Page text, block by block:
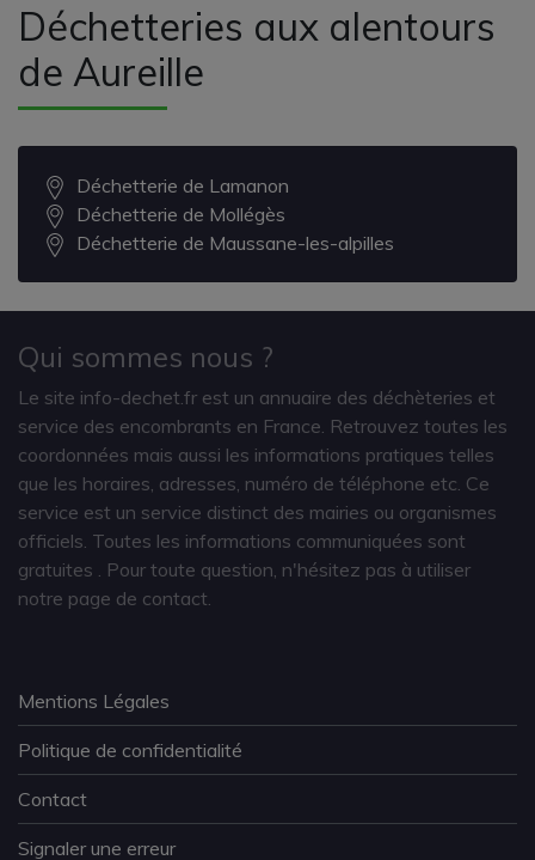
Déchetteries aux alentours
de Aureille
Déchetterie de Lamanon
Déchetterie de Mollégès
Déchetterie de Maussane-les-alpilles
Qui sommes nous ?
Le site info-dechet.fr est un annuaire des déchèteries et
service des encombrants en France. Retrouvez toutes les
coordonnées mais aussi les informations pratiques telles
que les horaires, adresses, numéro de téléphone etc. Ce
service est un service distinct des mairies ou organismes
officiels. Toutes les informations communiquées sont
gratuites
. Pour toute question, n'hésitez pas à utiliser
notre page de contact.
Mentions Légales
Politique de confidentialité
Contact
Signaler une erreur